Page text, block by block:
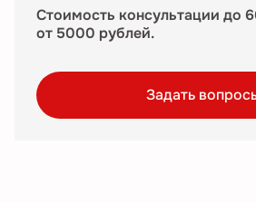
Стоимость консультации до
от 5000 рублей.
Задать